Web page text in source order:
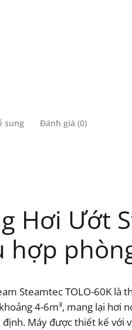
sung Đánh giá (0)
Hơi Ướt
hợp
Steamtec TOLO-60K
4-6m³, mang lại hơi
Máy được thiết kế với